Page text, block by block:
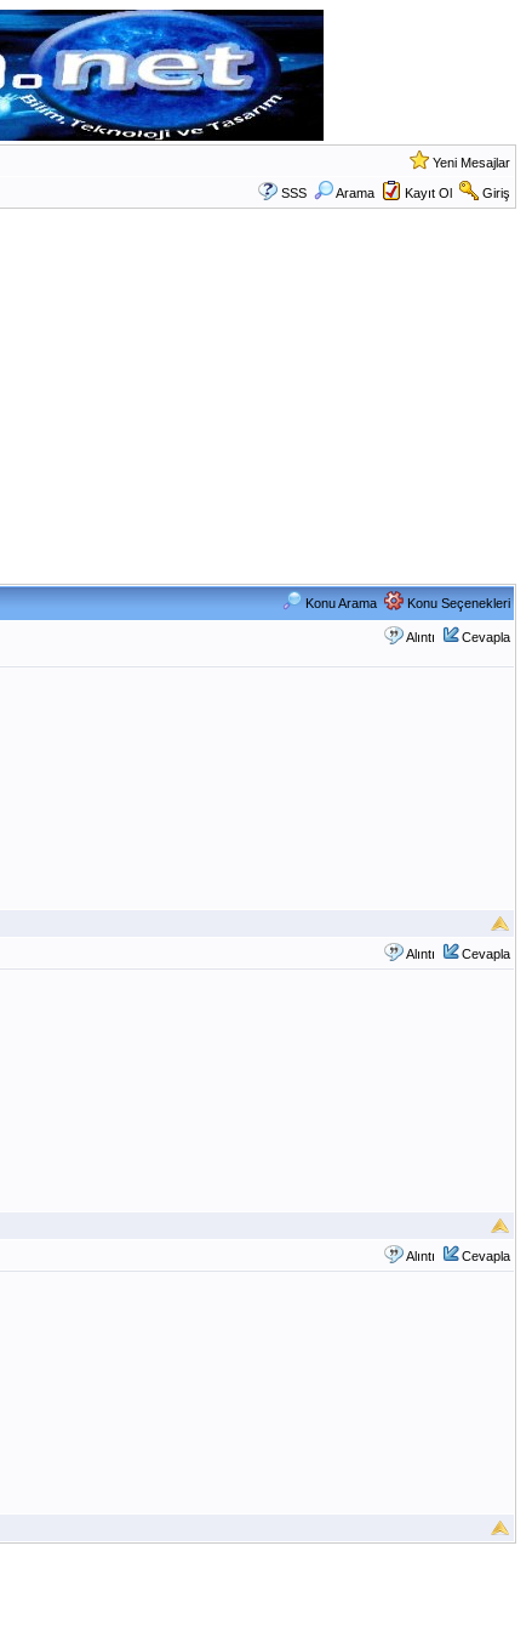
Yeni Mesajlar
SSS Arama Kayıt Ol Giriş
Konu Arama Konu Seçenekleri
Alıntı Cevapla
Alıntı Cevapla
Alıntı Cevapla